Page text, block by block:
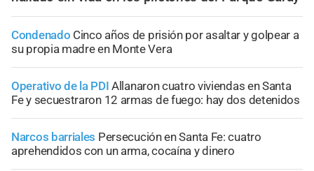
Condenado Cinco años de prisión por asaltar y golpear a
su propia madre en Monte Vera
Operativo de la PDI Allanaron cuatro viviendas en Santa
Fe y secuestraron 12 armas de fuego: hay dos detenidos
Narcos barriales Persecución en Santa Fe: cuatro
aprehendidos con un arma, cocaína y dinero